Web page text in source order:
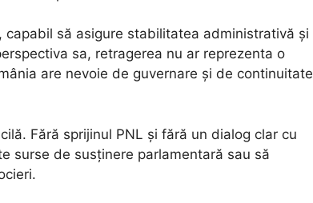
capabil să asigure stabilitatea administrativă și
sa, retragerea nu ar reprezenta o
are nevoie de guvernare și de continuitate
Fără sprijinul PNL și fără un dialog clar cu
surse de susținere parlamentară sau să